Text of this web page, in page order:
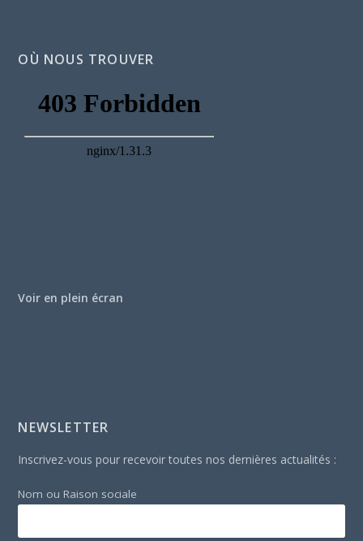
OÙ NOUS TROUVER
Voir en plein écran
NEWSLETTER
Inscrivez-vous pour recevoir toutes nos dernières actualités :
Nom ou Raison sociale